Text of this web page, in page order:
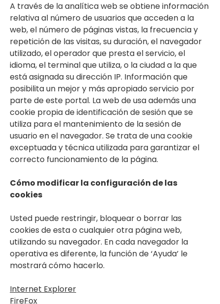
A través de la analítica web se obtiene información
relativa al número de usuarios que acceden a la
web, el número de páginas vistas, la frecuencia y
repetición de las visitas, su duración, el navegador
utilizado, el operador que presta el servicio, el
idioma, el terminal que utiliza, o la ciudad a la que
está asignada su dirección IP. Información que
posibilita un mejor y más apropiado servicio por
parte de este portal. La web de usa además una
cookie propia de identificación de sesión que se
utiliza para el mantenimiento de la sesión de
usuario en el navegador. Se trata de una cookie
exceptuada y técnica utilizada para garantizar el
correcto funcionamiento de la página.
Cómo modificar la configuración de las
cookies
Usted puede restringir, bloquear o borrar las
cookies de esta o cualquier otra página web,
utilizando su navegador. En cada navegador la
operativa es diferente, la función de ‘Ayuda’ le
mostrará cómo hacerlo.
Internet Explorer
FireFox